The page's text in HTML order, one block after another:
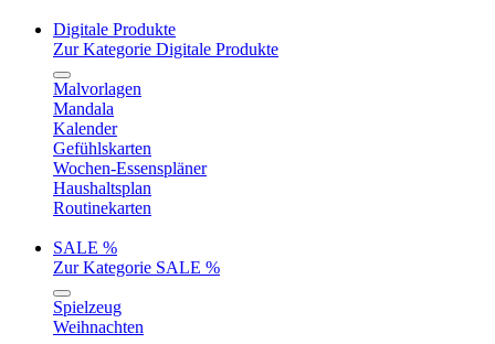
Digitale Produkte
Zur Kategorie Digitale Produkte
Malvorlagen
Mandala
Kalender
Gefühlskarten
Wochen-Essenspläner
Haushaltsplan
Routinekarten
SALE %
Zur Kategorie SALE %
Spielzeug
Weihnachten